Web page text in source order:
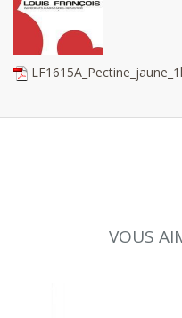
VOUS